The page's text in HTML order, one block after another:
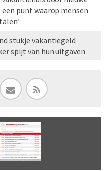
punt waarop mensen
stukje vakantiegeld
spijt van hun uitgaven